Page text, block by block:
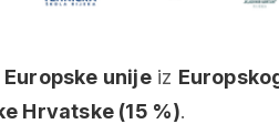
Europske unijeiz
Hrvatske (15 %).